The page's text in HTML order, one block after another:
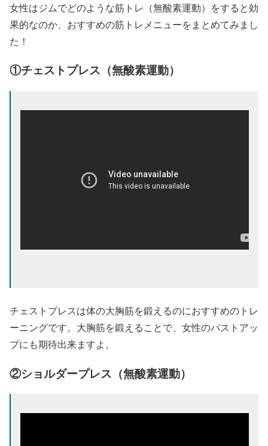
女性はジムでどのような筋トレ（無酸素運動）をすると効
果的なのか、おすすめの筋トレメニューをまとめてみまし
た！
①チェストプレス（無酸素運動）
チェストプレスは体の大胸筋を鍛えるのにおすすめのトレ
ーニングです。大胸筋を鍛えることで、女性のバストアッ
プにも期待出来ますよ。
②ショルダープレス（無酸素運動）